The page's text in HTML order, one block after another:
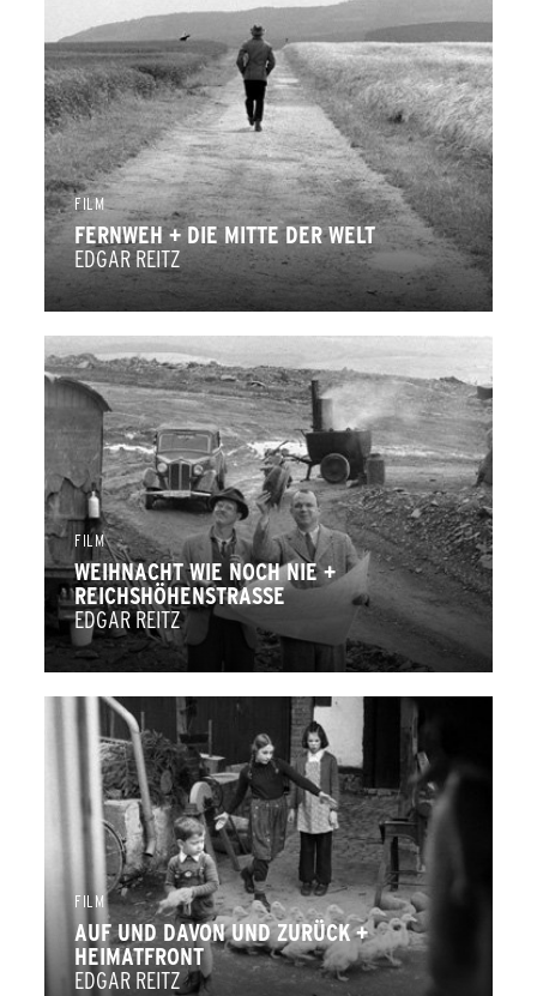
ZURÜCK
FILM
FERNWEH + DIE MITTE DER WELT
EDGAR REITZ
FILM
WEIHNACHT WIE NOCH NIE +
REICHSHÖHENSTRASSE
EDGAR REITZ
FILM
AUF UND DAVON UND ZURÜCK +
HEIMATFRONT
EDGAR REITZ